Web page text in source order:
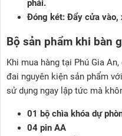
phải.
Đóng két: Đẩy cửa vào,
Bộ sản phẩm khi bàn
Khi mua hàng tại Phú Gia
đai nguyên kiện sản phẩm
sử dụng ngay lập tức mà
01 bộ chìa khóa dự
04 pin AA